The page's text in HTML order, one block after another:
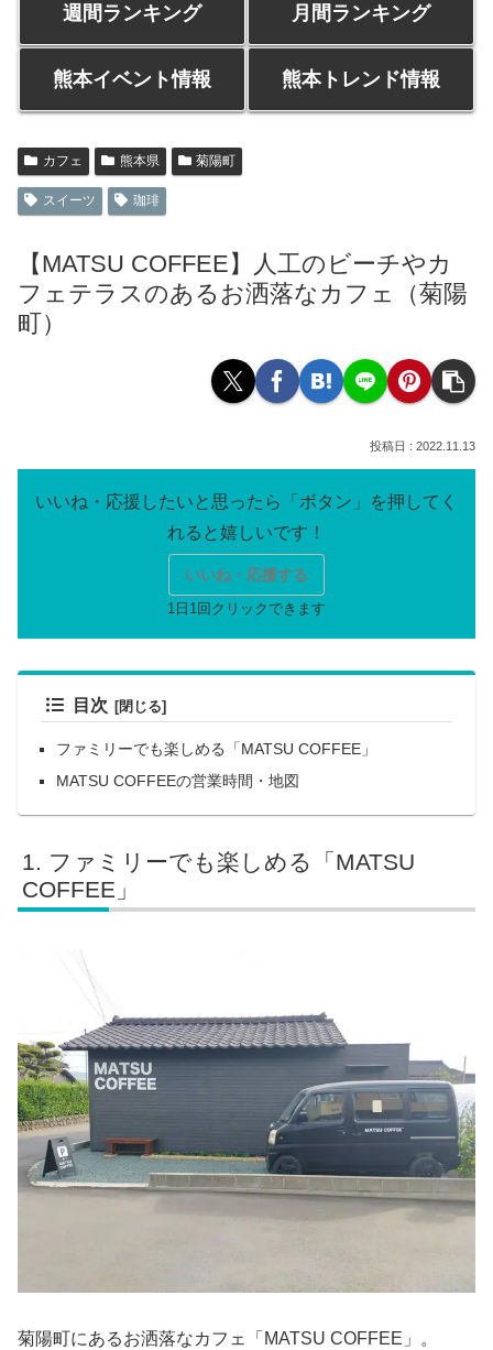
週間ランキング 月間ランキング
熊本イベント情報 熊本トレンド情報
カフェ 熊本県 菊陽町
スイーツ 珈琲
【MATSU COFFEE】人工のビーチやカ
フェテラスのあるお洒落なカフェ（菊陽
町）
2022.11.13
いいね・応援する
目次
ファミリーでも楽しめる「MATSU COFFEE」
MATSU COFFEEの営業時間・地図
ファミリーでも楽しめる「MATSU
COFFEE」
菊陽町にあるお洒落なカフェ「MATSU COFFEE」。